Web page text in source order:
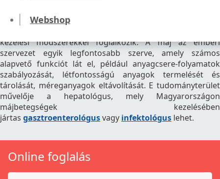
Webshop
A hepatológia egy olyan orvosi szakterület, amely a máj
kezelési módszerekkel foglalkozik. A máj az emberi
szervezet egyik legfontosabb szerve, amely számos
alapvető funkciót lát el, például anyagcsere-folyamatok
szabályozását, létfontosságú anyagok termelését és
tárolását, méreganyagok eltávolítását. E tudományterület
művelője a hepatológus, mely Magyarországon
májbetegségek kezelésében
jártas gasztroenterológusvagy infektológus lehet.
Online foglalás